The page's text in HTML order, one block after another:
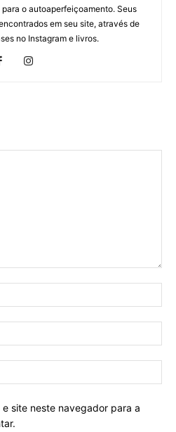
o autoaperfeiçoamento. Seus
em seu site, através de
no Instagram e livros.
site neste navegador para a